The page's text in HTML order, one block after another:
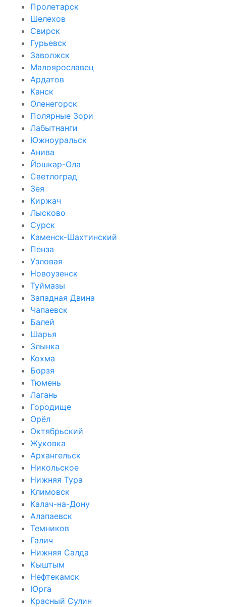
Пролетарск
Шелехов
Свирск
Гурьевск
Заволжск
Малоярославец
Ардатов
Канск
Оленегорск
Полярные Зори
Лабытнанги
Южноуральск
Анива
Йошкар-Ола
Светлоград
Зея
Киржач
Лысково
Сурск
Каменск-Шахтинский
Пенза
Узловая
Новоузенск
Туймазы
Западная Двина
Чапаевск
Балей
Шарья
Злынка
Кохма
Борзя
Тюмень
Лагань
Городище
Орёл
Октябрьский
Жуковка
Архангельск
Никольское
Нижняя Тура
Климовск
Калач-на-Дону
Алапаевск
Темников
Галич
Нижняя Салда
Кыштым
Нефтекамск
Юрга
Красный Сулин